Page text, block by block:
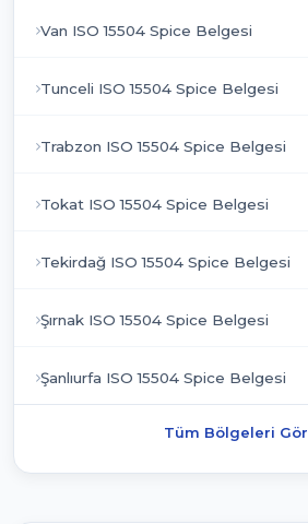
Van ISO 15504 Spice Belgesi
Tunceli ISO 15504 Spice Belgesi
Trabzon ISO 15504 Spice Belgesi
Tokat ISO 15504 Spice Belgesi
Tekirdağ ISO 15504 Spice Belgesi
Şırnak ISO 15504 Spice Belgesi
Şanlıurfa ISO 15504 Spice Belgesi
Tüm Bölgeleri Gör